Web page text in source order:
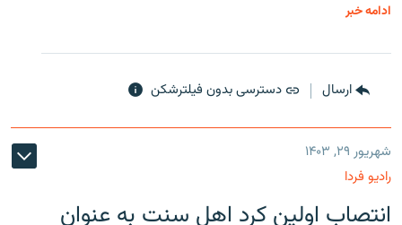
ادامه خبر
ارسال دسترسی بدون فیلترشکن
شهریور ۲۹, ۱۴۰۳
رادیو فردا
انتصاب اولین کرد اهل سنت به عنوان